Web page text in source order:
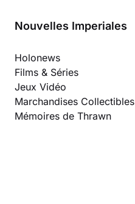
Nouvelles Imperiales
Holonews
Films & Séries
Jeux Vidéo
Marchandises Collectibles
Mémoires de Thrawn